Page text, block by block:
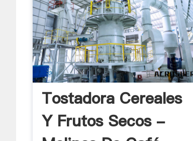
Tostadora Cereales
Y Frutos Secos -